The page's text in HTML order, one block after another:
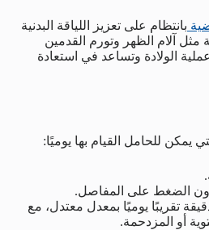
بانتظام على تعزيز اللياقة البدنية
آلام الظهر وتورم القدمين
الولادة وتساعد في استعادة
يمكن للحامل القيام بها يوميًا:
الضغط على المفاصل.
المشي لمدة 30 دقيقة تقريبًا يوميًا بمعدل معتدل، مع
أو المزدحمة.